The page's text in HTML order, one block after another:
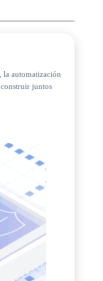
la automatización
juntos